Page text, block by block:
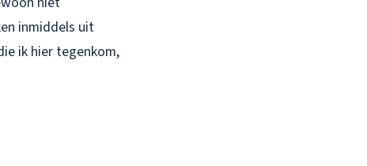
inmiddels uit
ik hier tegenkom,